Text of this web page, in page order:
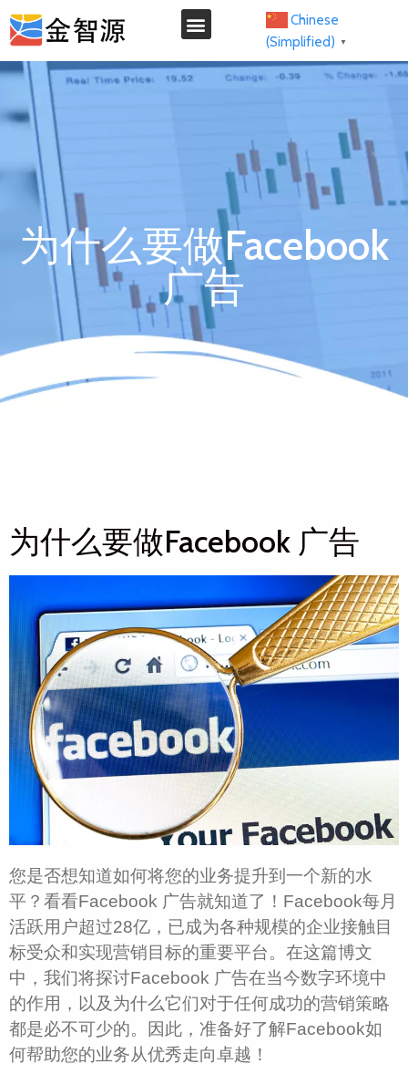
Chinese
(Simplified)
▼
为什么要做Facebook
广告
为什么要做Facebook 广告
您是否想知道如何将您的业务提升到一个新的水
平？看看Facebook 广告就知道了！Facebook每月
活跃用户超过28亿，已成为各种规模的企业接触目
标受众和实现营销目标的重要平台。在这篇博文
中，我们将探讨Facebook 广告在当今数字环境中
的作用，以及为什么它们对于任何成功的营销策略
都是必不可少的。因此，准备好了解Facebook如
何帮助您的业务从优秀走向卓越！